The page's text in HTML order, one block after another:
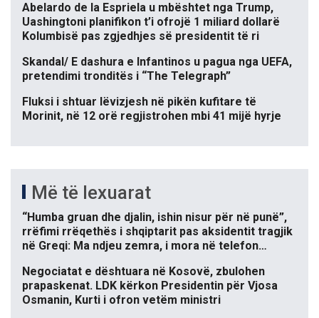
Abelardo de la Espriela u mbështet nga Trump,
Uashingtoni planifikon t’i ofrojë 1 miliard dollarë
Kolumbisë pas zgjedhjes së presidentit të ri
Skandal/ E dashura e Infantinos u pagua nga UEFA,
pretendimi tronditës i “The Telegraph”
Fluksi i shtuar lëvizjesh në pikën kufitare të
Morinit, në 12 orë regjistrohen mbi 41 mijë hyrje
Më të lexuarat
“Humba gruan dhe djalin, ishin nisur për në punë”,
rrëfimi rrëqethës i shqiptarit pas aksidentit tragjik
në Greqi: Ma ndjeu zemra, i mora në telefon…
Negociatat e dështuara në Kosovë, zbulohen
prapaskenat. LDK kërkon Presidentin për Vjosa
Osmanin, Kurti i ofron vetëm ministri